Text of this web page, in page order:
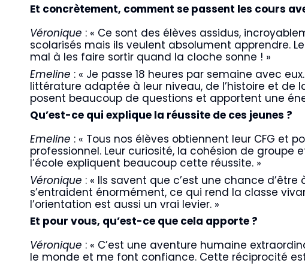
Et concrètement, comment se passent les cours
Véronique : « Ce sont des élèves assidus,
scolarisés mais ils veulent absolument apprendre.
mal à les faire sortir quand la cloche sonne ! »
Emeline : « Je passe 18 heures par semaine avec
littérature adaptée à leur niveau, de l’histoire et de
posent beaucoup de questions et apportent une
Qu’est-ce qui explique la réussite de ces jeunes ?
Emeline : « Tous nos élèves obtiennent leur CFG et
professionnel. Leur curiosité, la cohésion de
l’école expliquent beaucoup cette réussite. »
Véronique : « Ils savent que c’est une chance d’être
s’entraident énormément, ce qui rend la classe
l’orientation est aussi un vrai levier. »
Et pour vous, qu’est-ce que cela apporte ?
Véronique : « C’est une aventure humaine
le monde et me font confiance. Cette réciprocité